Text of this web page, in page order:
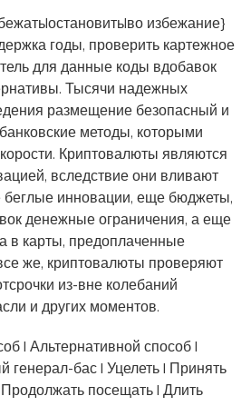
избежание}
годы, проверить картежное
для данные коды вдобавок
Тысячи надежных
размещение безопасный и
методы, которыми
Криптовалюты являются
вследствие они вливают
беглые инновации, еще бюджеты,
денежные ограничения, а еще
в карты, предоплаченные
же, криптовалюты проверяют
из-вне колебаний
и других моментов.
| Альтернативной способ |
генерал-бас | Уцелеть | Принять
Продолжать посещать | Длить